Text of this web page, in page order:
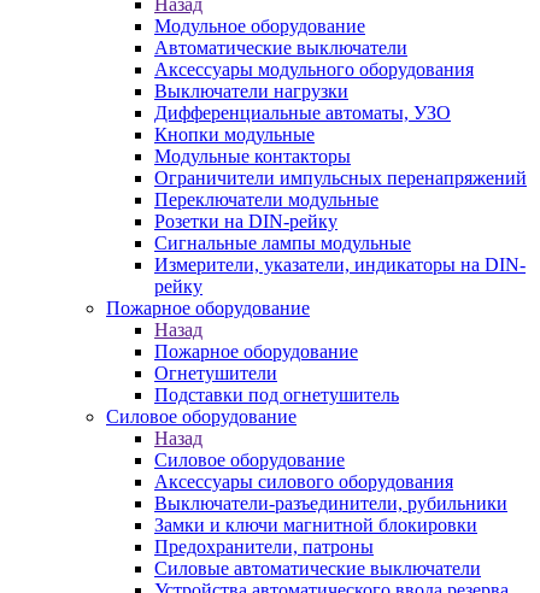
Назад
Модульное оборудование
Автоматические выключатели
Аксессуары модульного оборудования
Выключатели нагрузки
Дифференциальные автоматы, УЗО
Кнопки модульные
Модульные контакторы
Ограничители импульсных перенапряжений
Переключатели модульные
Розетки на DIN-рейку
Сигнальные лампы модульные
Измерители, указатели, индикаторы на DIN-
рейку
Пожарное оборудование
Назад
Пожарное оборудование
Огнетушители
Подставки под огнетушитель
Силовое оборудование
Назад
Силовое оборудование
Аксессуары силового оборудования
Выключатели-разъединители, рубильники
Замки и ключи магнитной блокировки
Предохранители, патроны
Силовые автоматические выключатели